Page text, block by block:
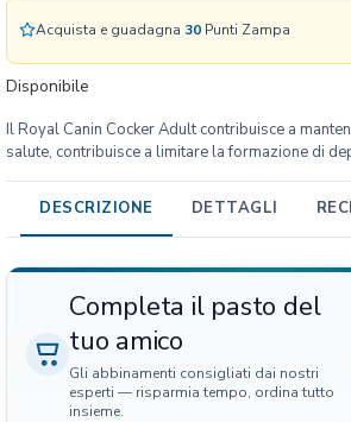
Disponibile
Il Royal Canin Cocker Adult contribuisce a
salute, contribuisce a limitare la formazione di
o
c
k
e
r
d
t
q
u
a
n
t
Acquista e guadagna 30 Punti Zampa
DESCRIZIONE DETTAGLI
Completa il pasto del
tuo amico
Gli abbinamenti consigliati dai nostri
esperti — risparmia tempo, ordina tutto
insieme.